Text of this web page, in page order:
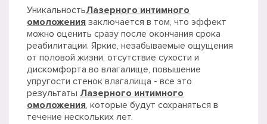
УникальностьЛазерного интимного
омоложения заключается в том, что эффект
можно оценить сразу после окончания срока
реабилитации. Яркие, незабываемые ощущения
от половой жизни, отсутствие сухости и
дискомфорта во влагалище, повышение
упругости стенок влагалища - все это
результаты Лазерного интимного
омоложения, которые будут сохраняться в
течение нескольких лет.